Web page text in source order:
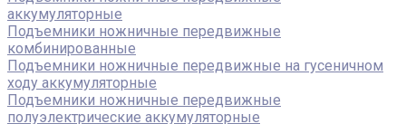
аккумуляторные
Подъемники ножничные передвижные
комбинированные
Подъемники ножничные передвижные на гусеничном
ходу аккумуляторные
Подъемники ножничные передвижные
полуэлектрические аккумуляторные